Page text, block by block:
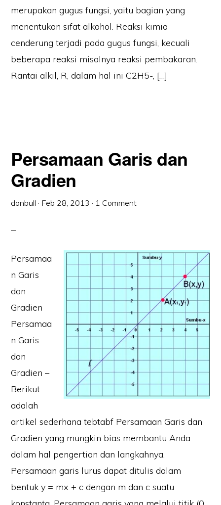
merupakan gugus fungsi, yaitu bagian yang
menentukan sifat alkohol. Reaksi kimia
cenderung terjadi pada gugus fungsi, kecuali
beberapa reaksi misalnya reaksi pembakaran.
Rantai alkil, R, dalam hal ini C2H5-, […]
Persamaan Garis dan
Gradien
donbull · Feb 28, 2013 · 1 Comment
Persamaa
n Garis
dan
Gradien
Persamaa
n Garis
dan
Gradien –
Berikut
adalah
artikel sederhana tebtabf Persamaan Garis dan
Gradien yang mungkin bias membantu Anda
dalam hal pengertian dan langkahnya.
Persamaan garis lurus dapat ditulis dalam
bentuk y = mx + c dengan m dan c suatu